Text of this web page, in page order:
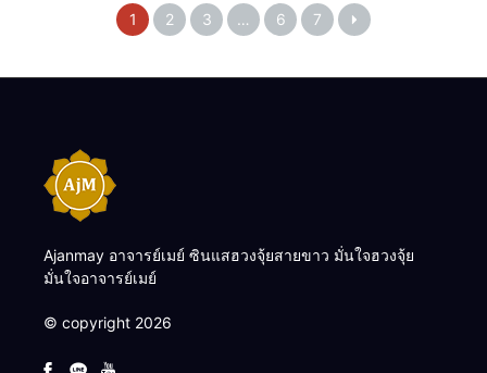
1 2 3 … 6 7
Ajanmay อาจารย์เมย์ ซินแสฮวงจุ้ยสายขาว มั่นใจฮวงจุ้ย
มั่นใจอาจารย์เมย์
© copyright 2026